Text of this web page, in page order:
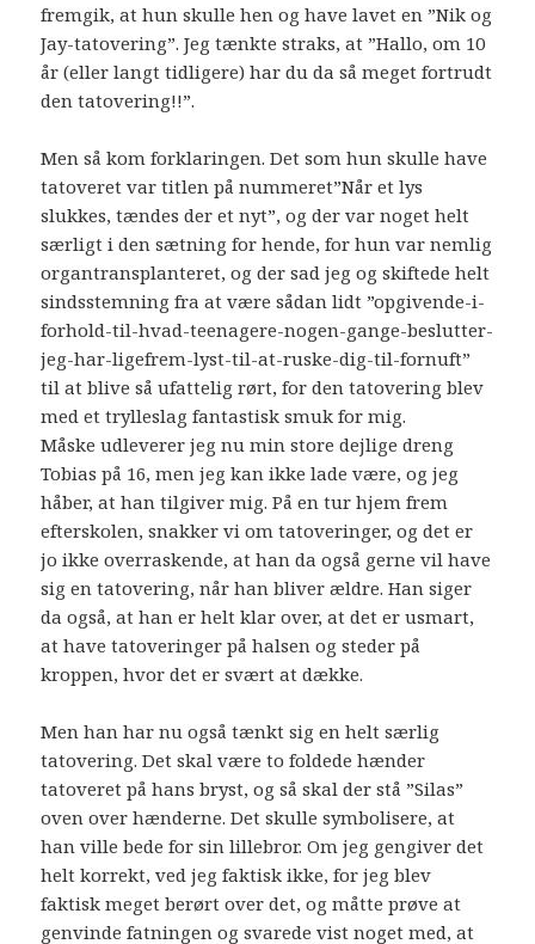
fremgik, at hun skulle hen og have lavet en ”Nik og
Jay-tatovering”. Jeg tænkte straks, at ”Hallo, om 10
år (eller langt tidligere) har du da så meget fortrudt
den tatovering!!”.
Men så kom forklaringen. Det som hun skulle have
tatoveret var titlen på nummeret”Når et lys
slukkes, tændes der et nyt”, og der var noget helt
særligt i den sætning for hende, for hun var nemlig
organtransplanteret, og der sad jeg og skiftede helt
sindsstemning fra at være sådan lidt ”opgivende-i-
forhold-til-hvad-teenagere-nogen-gange-beslutter-
jeg-har-ligefrem-lyst-til-at-ruske-dig-til-fornuft”
til at blive så ufattelig rørt, for den tatovering blev
med et trylleslag fantastisk smuk for mig.
Måske udleverer jeg nu min store dejlige dreng
Tobias på 16, men jeg kan ikke lade være, og jeg
håber, at han tilgiver mig. På en tur hjem frem
efterskolen, snakker vi om tatoveringer, og det er
jo ikke overraskende, at han da også gerne vil have
sig en tatovering, når han bliver ældre. Han siger
da også, at han er helt klar over, at det er usmart,
at have tatoveringer på halsen og steder på
kroppen, hvor det er svært at dække.
Men han har nu også tænkt sig en helt særlig
tatovering. Det skal være to foldede hænder
tatoveret på hans bryst, og så skal der stå ”Silas”
oven over hænderne. Det skulle symbolisere, at
han ville bede for sin lillebror. Om jeg gengiver det
helt korrekt, ved jeg faktisk ikke, for jeg blev
faktisk meget berørt over det, og måtte prøve at
genvinde fatningen og svarede vist noget med, at